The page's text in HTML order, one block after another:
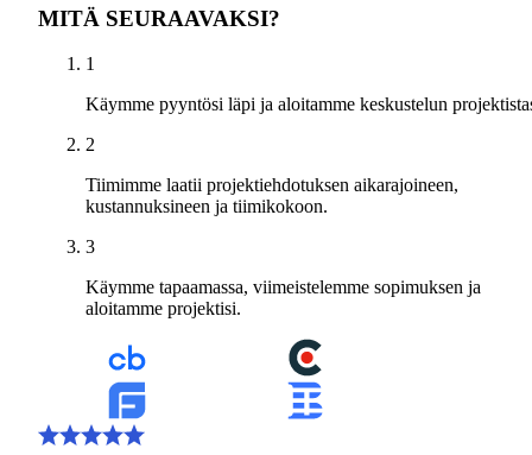
MITÄ SEURAAVAKSI?
1
Käymme pyyntösi läpi ja aloitamme keskustelun
2
Tiimimme laatii projektiehdotuksen aikarajoineen,
kustannuksineen ja tiimikokoon.
3
Käymme tapaamassa, viimeistelemme sopimuksen ja
aloitamme projektisi.